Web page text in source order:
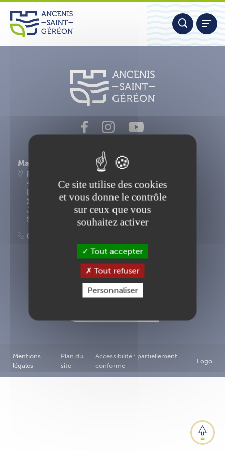
Aller
contenu
Nous contacter
Mairie d'Ancenis-Saint-Géréon
Place du Maréchal Foch
44156 Ancenis-Saint-Géréon
Lundi, mardi, mercredi, vendredi : 9h-12h30 et
14h-17h15
Jeudi : 9h-12h30
Samedi : 9h-12h
02 40 83 87 00
Inscription à la newsletter
Mentions
légales
Plan du
site
Accessibilité : partiellement
conforme
Logo
Panneau de gestion des cookies
Ce site utilise des cookies
et vous donne le contrôle
sur ceux que vous
souhaitez activer
Tout accepter
Tout refuser
Personnaliser